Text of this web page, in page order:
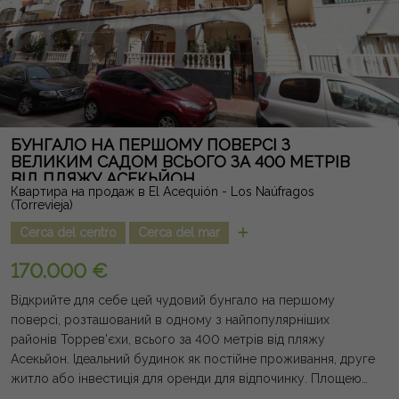
житлового району, не втрачаючи близькості супермаркетів,
ресторанів, торгових центрів, шкіл, гольф-полів та пляжів
Оріуела-Коста і Торрев'єха, що знаходяться за кілька хвилин
їзди. Нерухомість із сучасним дизайном, відмінним
оздобленням і привілейованим розташуванням, яке
поєднує всі якості для справжнього середземноморського
стилю життя. Юридична примітка: збори та податки не
враховані. Надана інформація є орієнтовною, не має
юридичної сили, і може містити помилки.
БУНГАЛО НА ПЕРШОМУ ПОВЕРСІ З
ВЕЛИКИМ САДОМ ВСЬОГО ЗА 400 МЕТРІВ
ВІД ПЛЯЖУ АСЕКЬЙОН
Квартира на продаж в El Acequión - Los Naúfragos
(Torrevieja)
Cerca del centro
Cerca del mar
170.000 €
Відкрийте для себе цей чудовий бунгало на першому
поверсі, розташований в одному з найпопулярніших
районів Торрев'єхи, всього за 400 метрів від пляжу
Асекьйон. Ідеальний будинок як постійне проживання, друге
житло або інвестиція для оренди для відпочинку. Площею